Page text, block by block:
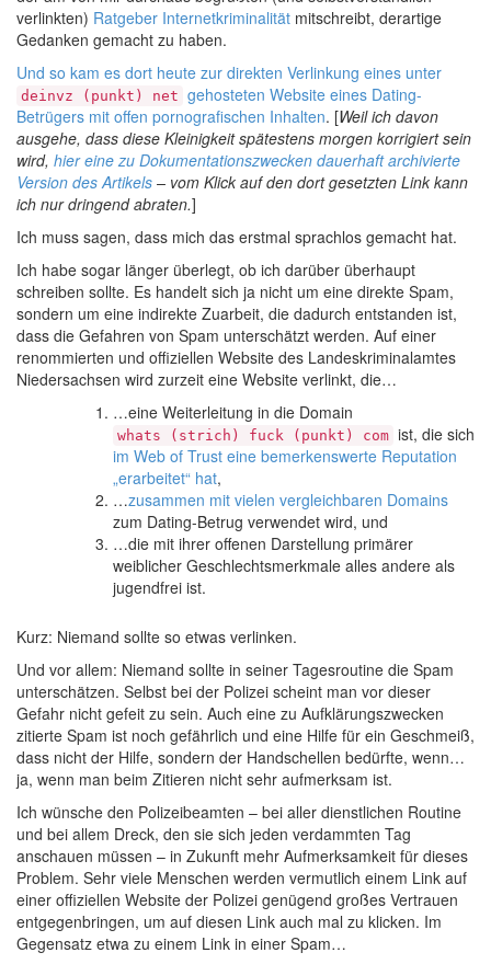
verlinkten) Ratgeber Internetkriminalität mitschreibt, derartige
Gedanken gemacht zu haben.
Und so kam es dort heute zur direkten Verlinkung eines unter
deinvz (punkt) net gehosteten Website eines Dating-
Betrügers mit offen pornografischen Inhalten. [Weil ich davon
ausgehe, dass diese Kleinigkeit spätestens morgen korrigiert sein
wird, hier eine zu Dokumentationszwecken dauerhaft archivierte
Version des Artikels – vom Klick auf den dort gesetzten Link kann
ich nur dringend abraten.]
Ich muss sagen, dass mich das erstmal sprachlos gemacht hat.
Ich habe sogar länger überlegt, ob ich darüber überhaupt
schreiben sollte. Es handelt sich ja nicht um eine direkte Spam,
sondern um eine indirekte Zuarbeit, die dadurch entstanden ist,
dass die Gefahren von Spam unterschätzt werden. Auf einer
renommierten und offiziellen Website des Landeskriminalamtes
Niedersachsen wird zurzeit eine Website verlinkt, die…
…eine Weiterleitung in die Domain
whats (strich) fuck (punkt) com ist, die sich
im Web of Trust eine bemerkenswerte Reputation
„erarbeitet“ hat,
…zusammen mit vielen vergleichbaren Domains
zum Dating-Betrug verwendet wird, und
…die mit ihrer offenen Darstellung primärer
weiblicher Geschlechtsmerkmale alles andere als
jugendfrei ist.
Kurz: Niemand sollte so etwas verlinken.
Und vor allem: Niemand sollte in seiner Tagesroutine die Spam
unterschätzen. Selbst bei der Polizei scheint man vor dieser
Gefahr nicht gefeit zu sein. Auch eine zu Aufklärungszwecken
zitierte Spam ist noch gefährlich und eine Hilfe für ein Geschmeiß,
dass nicht der Hilfe, sondern der Handschellen bedürfte, wenn…
ja, wenn man beim Zitieren nicht sehr aufmerksam ist.
Ich wünsche den Polizeibeamten – bei aller dienstlichen Routine
und bei allem Dreck, den sie sich jeden verdammten Tag
anschauen müssen – in Zukunft mehr Aufmerksamkeit für dieses
Problem. Sehr viele Menschen werden vermutlich einem Link auf
einer offiziellen Website der Polizei genügend großes Vertrauen
entgegenbringen, um auf diesen Link auch mal zu klicken. Im
Gegensatz etwa zu einem Link in einer Spam…